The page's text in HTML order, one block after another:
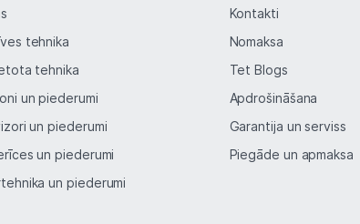
Lādētāji, kabeļi un adapteri
Brīvroku austiņas
Planšetdatori un aksesuāri
tehnika
tehnika
un piederumi
un piederumi
un piederumi
un piederumi
Kontakti
Nomaksa
Tet Blogs
Apdrošināšana
Garantija un serviss
Piegāde un apmaksa